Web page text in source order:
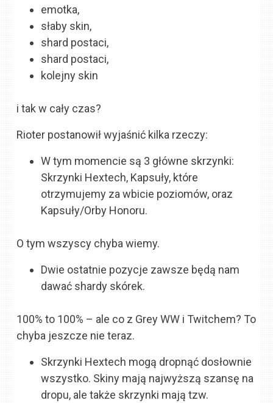
emotka,
słaby skin,
shard postaci,
shard postaci,
kolejny skin
i tak w cały czas?
Rioter postanowił wyjaśnić kilka rzeczy:
W tym momencie są 3 główne skrzynki:
Skrzynki Hextech, Kapsuły, które
otrzymujemy za wbicie poziomów, oraz
Kapsuły/Orby Honoru.
O tym wszyscy chyba wiemy.
Dwie ostatnie pozycje zawsze będą nam
dawać shardy skórek.
100% to 100% – ale co z Grey WW i Twitchem? To
chyba jeszcze nie teraz.
Skrzynki Hextech mogą dropnąć dosłownie
wszystko. Skiny mają najwyższą szansę na
dropu, ale także skrzynki mają tzw.